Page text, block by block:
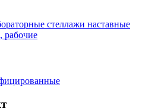
стеллажи наставные
рабочие